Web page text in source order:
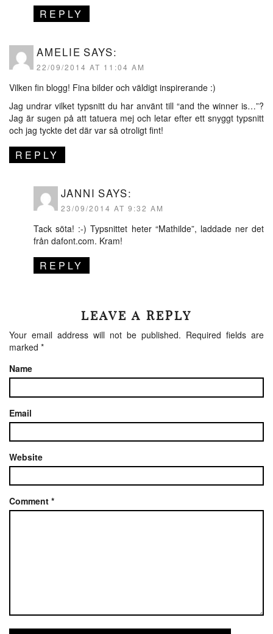
REPLY
AMELIE SAYS:
22/09/2014 AT 11:04 AM
Vilken fin blogg! Fina bilder och väldigt inspirerande :)
Jag undrar vilket typsnitt du har använt till “and the winner is…”?
Jag är sugen på att tatuera mej och letar efter ett snyggt typsnitt
och jag tyckte det där var så otroligt fint!
REPLY
JANNI SAYS:
23/09/2014 AT 9:32 AM
Tack söta! :-) Typsnittet heter “Mathilde”, laddade ner det
från dafont.com. Kram!
REPLY
LEAVE A REPLY
Your email address will not be published. Required fields are
marked *
Name
Email
Website
Comment *